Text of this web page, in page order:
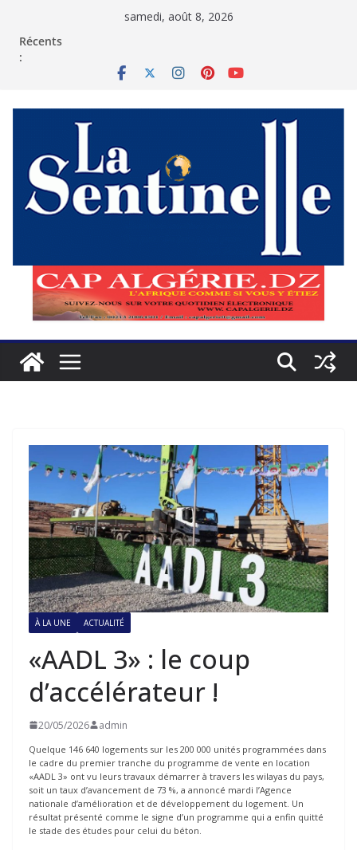
samedi, août 8, 2026
Récents
:
À LA UNE ACTUALITÉ
«AADL 3» : le coup
d’accélérateur !
20/05/2026 admin
Quelque 146 640 logements sur les 200 000 unités programmées dans
le cadre du premier tranche du programme de vente en location
«AADL 3» ont vu leurs travaux démarrer à travers les wilayas du pays,
soit un taux d’avancement de 73 %, a annoncé mardi l’Agence
nationale d’amélioration et de développement du logement. Un
résultat présenté comme le signe d’un programme qui a enfin quitté
le stade des études pour celui du béton.